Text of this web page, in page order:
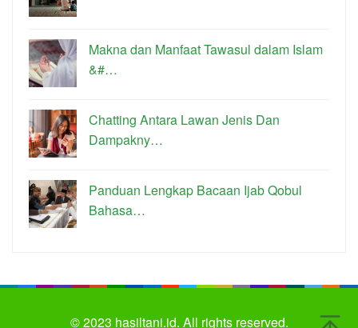
Makna dan Manfaat Tawasul dalam Islam
&#…
Chatting Antara Lawan Jenis Dan
Dampakny…
Panduan Lengkap Bacaan Ijab Qobul
Bahasa…
© 2023 hasiltani.id. All rights reserved.